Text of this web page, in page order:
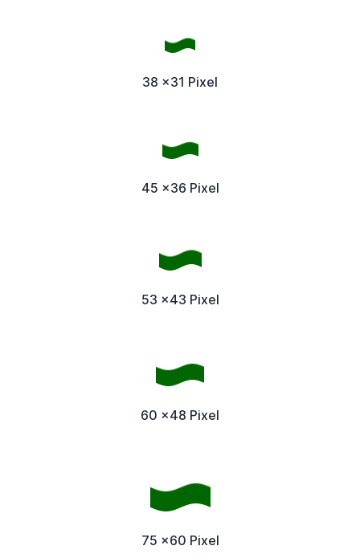
38 x31 Pixel
45 x36 Pixel
53 x43 Pixel
60 x48 Pixel
75 x60 Pixel